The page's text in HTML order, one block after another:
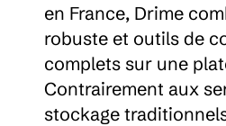
en France, Drime
robuste et outils de
complets sur une
Contrairement aux
stockage